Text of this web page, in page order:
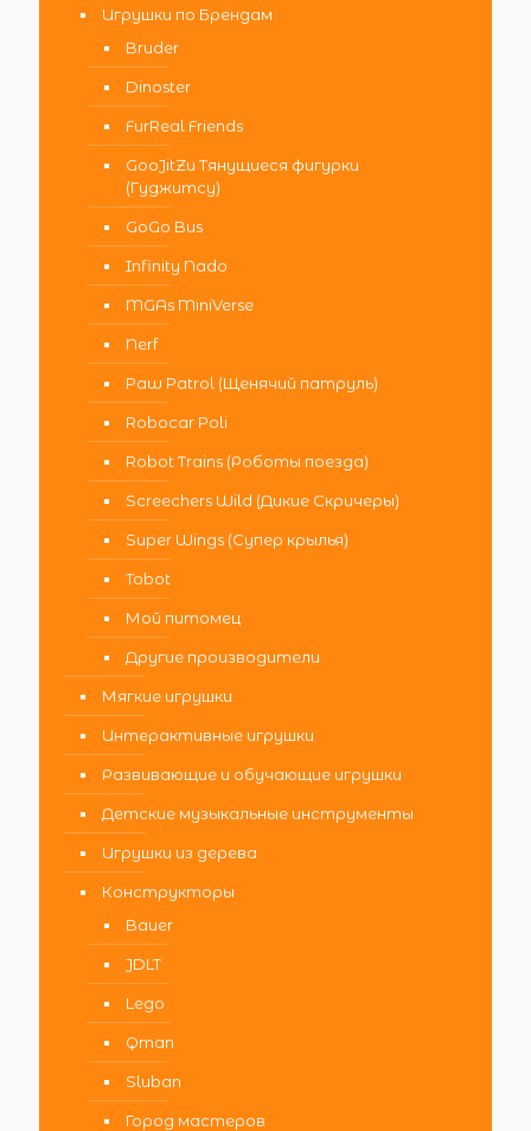
Игрушки по Брендам
Bruder
Dinoster
FurReal Friends
GooJitZu Тянущиеся фигурки
(Гуджитсу)
GoGo Bus
Infinity Nado
MGAs MiniVerse
Nerf
Paw Patrol (Щенячий патруль)
Robocar Poli
Robot Trains (Роботы поезда)
Screechers Wild (Дикие Скричеры)
Super Wings (Супер крылья)
Tobot
Мой питомец
Другие производители
Мягкие игрушки
Интерактивные игрушки
Развивающие и обучающие игрушки
Детские музыкальные инструменты
Игрушки из дерева
Конструкторы
Bauer
JDLT
Lego
Qman
Sluban
Город мастеров